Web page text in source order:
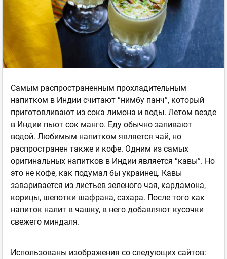
Самым распространенным прохладительным
напитком в Индии считают “нимбу панч”, который
приготовливают из сока лимона и воды. Летом везде
в Индии пьют сок манго. Еду обычно запивают
водой. Любимым напитком является чай, но
распространен также и кофе. Одним из самых
оригинальных напитков в Индии является “кавы”. Но
это не кофе, как подумал бы украинец. Кавы
заваривается из листьев зеленого чая, кардамона,
корицы, шепотки шафрана, сахара. После того как
напиток налит в чашку, в него добавляют кусочки
свежего миндаля.
Использованы изображения со следующих сайтов: